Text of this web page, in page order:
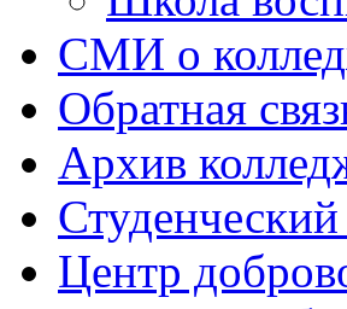
СМИ о
Обратная
Архив
Студенческий
Центр